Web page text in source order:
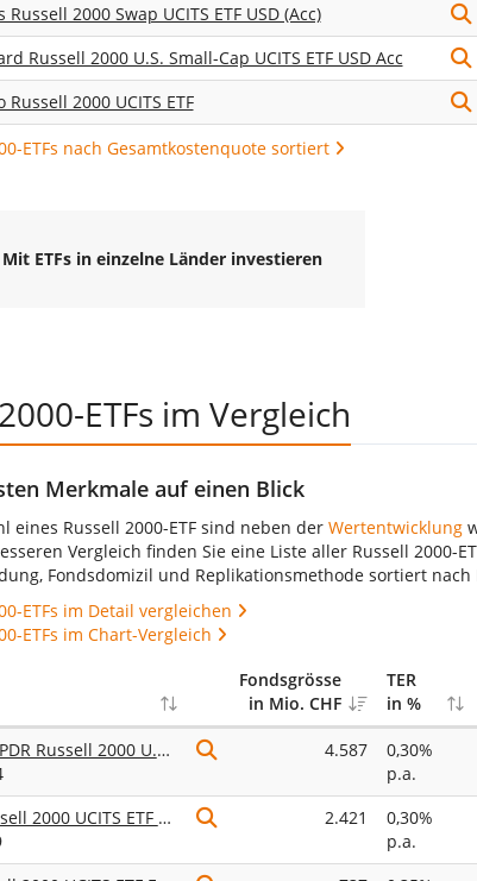
Russell 2000 Swap UCITS ETF USD (Acc)
Russell 2000 U.S. Small-Cap UCITS ETF USD Acc
Russell 2000 UCITS ETF
ETFs nach Gesamtkostenquote sortiert
Mit ETFs in einzelne Länder investieren
ETFs im Vergleich
Merkmale auf einen Blick
eines Russell 2000-ETF sind neben der Wertentwicklung
Vergleich finden Sie eine Liste aller Russell 2000-
Fondsdomizil und Replikationsmethode sortiert nach
ETFs im Detail vergleichen
ETFs im Chart-Vergleich
Fondsgrösse
in Mio. CHF
TER
in %
State Street SPDR Russell 2000 U.S. Small Cap UCITS ETF USD
4.587
0,30%
p.a.
Xtrackers Russell 2000 UCITS ETF 1C
2.421
0,30%
p.a.